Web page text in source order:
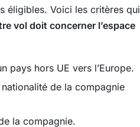
éligibles. Voici les critères qui
vol doit concerner l’espace
pays hors UE vers l’Europe.
de la compagnie
la compagnie.